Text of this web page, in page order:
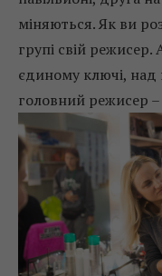
міняються. Як ви
групі свій
єдиному ключі,
головний режисер –